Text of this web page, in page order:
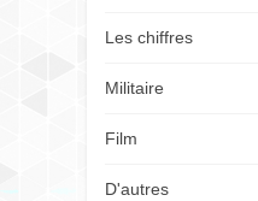
Les chiffres
Militaire
Film
D'autres